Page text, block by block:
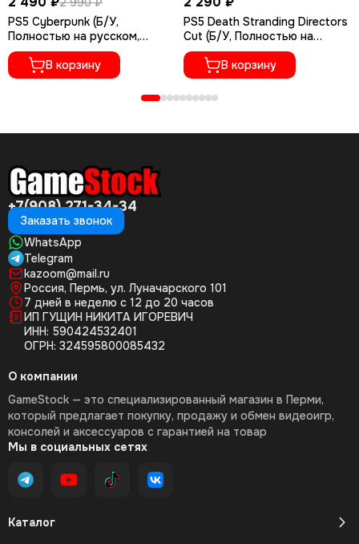
PS5 Cyberpunk (Б/У,
Полностью на русском,
PPSA-04027)
В корзину
PS5 Death Stranding Directors
Cut (Б/У, Полностью на
русском языке, PPSA-01968)
В корзину
+7(908) 271-34-34
Заказать звонок
WhatsApp
Telegram
kazoom@mail.ru
Россия, Пермь, ул. Луначарского 101
7 дней в неделю с 12 до 20 часов
ИП ГУЩИН НИКИТА ИГОРЕВИЧ
ИНН: 590424532401
ОГРН: 324595800085432
Каталог
О компании
GameStock — это специализированный магазин в Перми,
который предлагает покупку, продажу и обмен видеоигр,
консолей и аксессуаров с гарантией на товар
Мы в социальных сетях